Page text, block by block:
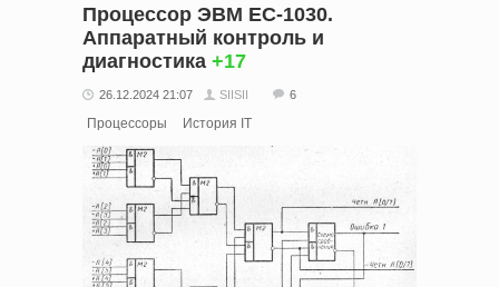
Процессор ЭВМ ЕС-1030.
Аппаратный контроль и
диагностика +17
26.12.2024 21:07 SIISII 6
Процессоры История IT